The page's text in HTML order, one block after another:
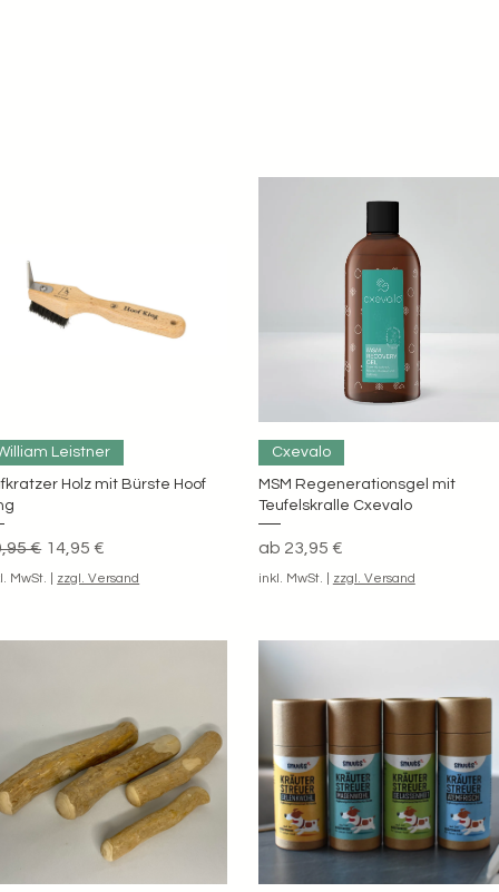
Schnellansicht
Leistner
Holz mit Bürste Hoof
€ Sale-Preis
14,95 €
MwSt. zzgl. Versand
Schnellansicht
Cxevalo
MSM Regenerationsgel mit
Teufelskralle Cxevalo
ab 23,95 €
Sale-Preis
inkl. MwSt. zzgl. Versand